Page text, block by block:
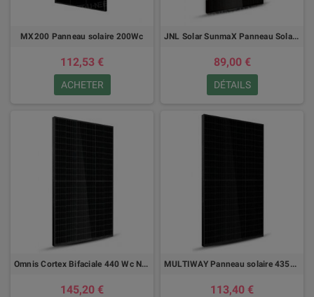
MX200 Panneau solaire 200Wc
112,53 €
ACHETER
JNL Solar SunmaX Panneau Solaire 375 Wc JLS120MFB
89,00 €
DÉTAILS
Omnis Cortex Bifaciale 440 Wc NF3 Series Panneau solaire OP440M54-NF3-BF
145,20 €
MULTIWAY Panneau solaire 435Wc HT54-18X
113,40 €